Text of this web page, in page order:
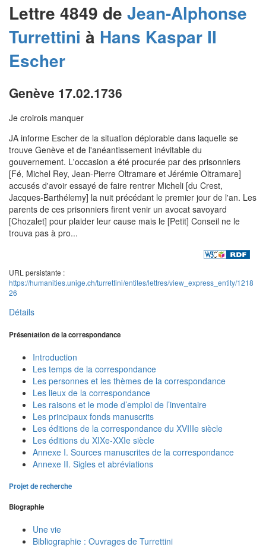
Lettre 4849 de Jean-Alphonse
Turrettini à Hans Kaspar II
Escher
Genève 17.02.1736
Je croirois manquer
JA informe Escher de la situation déplorable dans laquelle se
trouve Genève et de l'anéantissement inévitable du
gouvernement. L'occasion a été procurée par des prisonniers
[Fé, Michel Rey, Jean-Pierre Oltramare et Jérémie Oltramare]
accusés d'avoir essayé de faire rentrer Micheli [du Crest,
Jacques-Barthélemy] la nuit précédant le premier jour de l'an. Les
parents de ces prisonniers firent venir un avocat savoyard
[Chozalet] pour plaider leur cause mais le [Petit] Conseil ne le
trouva pas à pro...
URL persistante :
https://humanities.unige.ch/turrettini/entites/lettres/view_express_entity/1218
26
Détails
Présentation de la correspondance
Introduction
Les temps de la correspondance
Les personnes et les thèmes de la correspondance
Les lieux de la correspondance
Les raisons et le mode d’emploi de l’inventaire
Les principaux fonds manuscrits
Les éditions de la correspondance du XVIIIe siècle
Les éditions du XIXe-XXIe siècle
Annexe I. Sources manuscrites de la correspondance
Annexe II. Sigles et abréviations
Projet de recherche
Biographie
Une vie
Bibliographie : Ouvrages de Turrettini